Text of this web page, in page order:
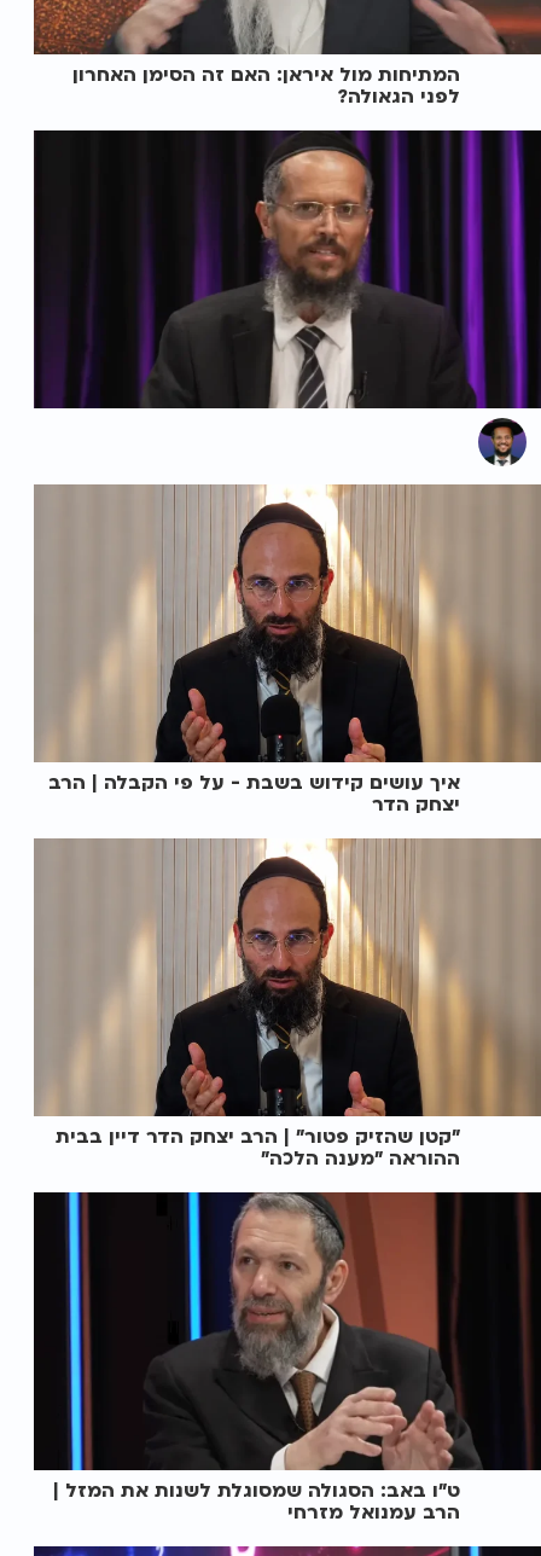
המתיחות מול איראן: האם זה הסימן האחרון
לפני הגאולה?
איך עושים קידוש בשבת - על פי הקבלה | הרב
יצחק הדר
"קטן שהזיק פטור" | הרב יצחק הדר דיין בבית
ההוראה "מענה הלכה"
ט"ו באב: הסגולה שמסוגלת לשנות את המזל |
הרב עמנואל מזרחי